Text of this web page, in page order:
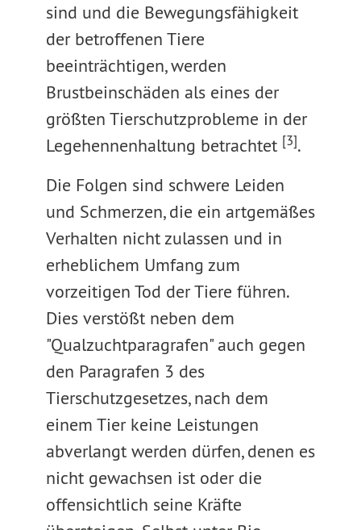
sind und die Bewegungsfähigkeit
der betroffenen Tiere
beeinträchtigen, werden
Brustbeinschäden als eines der
größten Tierschutzprobleme in der
Legehennenhaltung betrachtet [3].
Die Folgen sind schwere Leiden
und Schmerzen, die ein artgemäßes
Verhalten nicht zulassen und in
erheblichem Umfang zum
vorzeitigen Tod der Tiere führen.
Dies verstößt neben dem
"Qualzuchtparagrafen" auch gegen
den Paragrafen 3 des
Tierschutzgesetzes, nach dem
einem Tier keine Leistungen
abverlangt werden dürfen, denen es
nicht gewachsen ist oder die
offensichtlich seine Kräfte